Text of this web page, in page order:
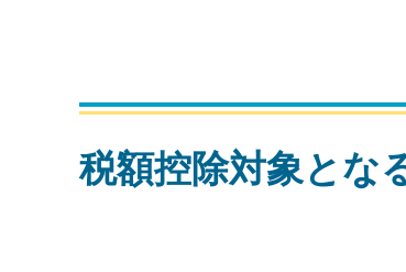
税額控除対象とな